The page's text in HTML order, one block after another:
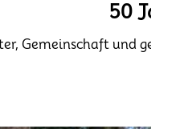
50
Gemeinschaft und